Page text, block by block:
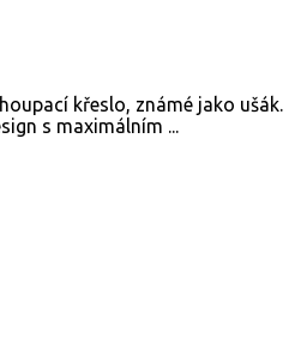
křeslo, známé jako ušák.
s maximálním ...